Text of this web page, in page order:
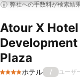
弊社への手数料が検索結
Atour X
Plaza
ホテル / ユーザ